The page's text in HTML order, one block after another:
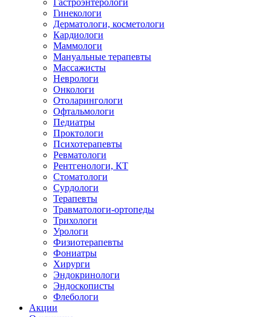
Гастроэнтерологи
Гинекологи
Дерматологи, косметологи
Кардиологи
Маммологи
Мануальные терапевты
Массажисты
Неврологи
Онкологи
Отоларингологи
Офтальмологи
Педиатры
Проктологи
Психотерапевты
Ревматологи
Рентгенологи, КТ
Стоматологи
Сурдологи
Терапевты
Травматологи-ортопеды
Трихологи
Урологи
Физиотерапевты
Фониатры
Хирурги
Эндокринологи
Эндоскописты
Флебологи
Акции